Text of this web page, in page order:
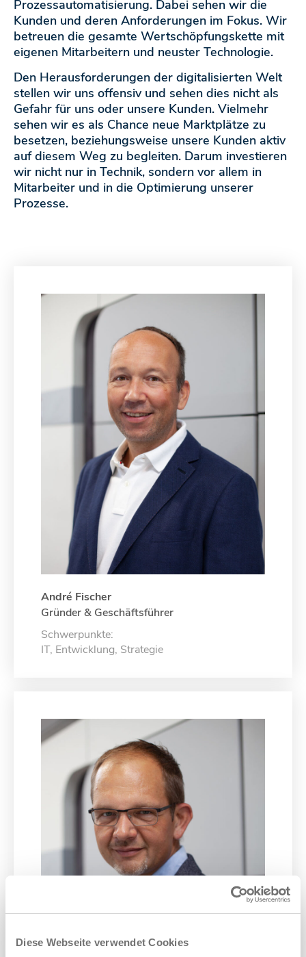
Diese Webseite verwendet Cookies
Prozessautomatisierung. Dabei sehen wir die
Kunden und deren Anforderungen im Fokus. Wir
betreuen die gesamte Wertschöpfungskette mit
eigenen Mitarbeitern und neuster Technologie.
Den Herausforderungen der digitalisierten Welt
stellen wir uns offensiv und sehen dies nicht als
Gefahr für uns oder unsere Kunden. Vielmehr
sehen wir es als Chance neue Marktplätze zu
besetzen, beziehungsweise unsere Kunden aktiv
auf diesem Weg zu begleiten. Darum investieren
wir nicht nur in Technik, sondern vor allem in
Mitarbeiter und in die Optimierung unserer
Prozesse.
André Fischer
Gründer & Geschäftsführer
Schwerpunkte:
IT, Entwicklung, Strategie